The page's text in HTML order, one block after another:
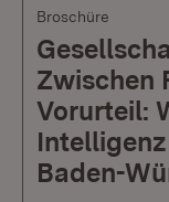
Broschüre
Zwischen
Vorurteil:
Baden-